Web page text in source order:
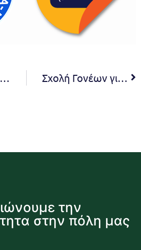
Πρόσκληση 12ης Τακτικής Συνεδρίασης Συμβουλίου της Κοινότητας Νέας Πεντέλης του Δήμου Πεντέλης Σχολή Γονέων για γονείς με παιδιά 6-12 ετών λειτουργεί στο Δήμο Πεντέλης
την
στην πόλη μας